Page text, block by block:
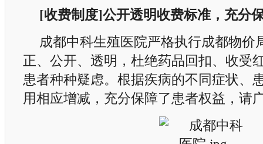
[收费制度]公开透明收费标准，充分
成都中科生殖医院严格执行成都物价
正、公开、透明，杜绝药品回扣、收受
患者种种疑虑。根据疾病的不同症状、
用相应增减，充分保障了患者权益，请